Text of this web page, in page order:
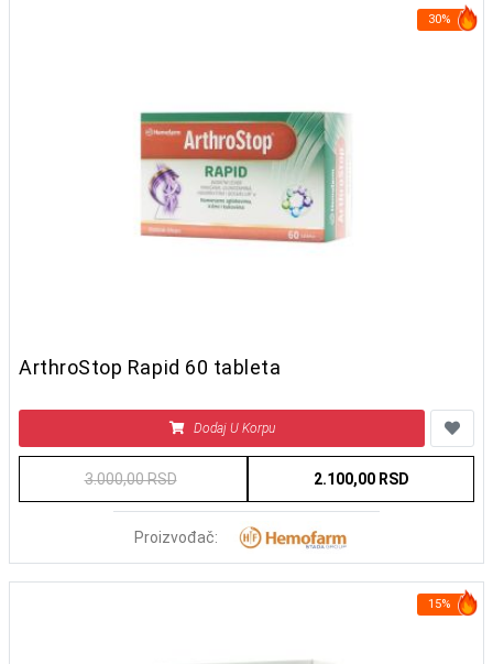
30%
ArthroStop Rapid 60 tableta
Dodaj U Korpu
3.000,00 RSD 2.100,00 RSD
Proizvođač:
15%